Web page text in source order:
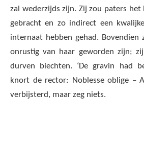
zal wederzijds zijn. Zij zou paters
gebracht en zo indirect een
internaat hebben gehad. Bovendien
onrustig van haar geworden zijn;
durven biechten. ‘De gravin had
knort de rector: Noblesse oblige –
verbijsterd, maar zeg niets.